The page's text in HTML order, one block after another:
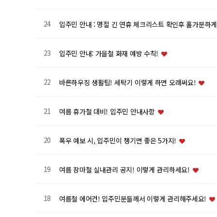
24 입주민 안내 : 명절 긴 연휴 체크리스트 확인후 홀가분하
23 입주민 안내: 가을철 화재 예방 수칙!
22 바른하우징 생활팁! 세탁기 이렇게 하면 오래써요!
21 여름 휴가철 대비! 입주민 안내사항
20 폭우 예보 시, 입주민이 챙기면 좋은 5가지!
19 여름 장마철 실내관리 공지! 이렇게 관리하세요!
18 여름철 에어컨! 입주민분들께서 이렇게 관리해주세요!